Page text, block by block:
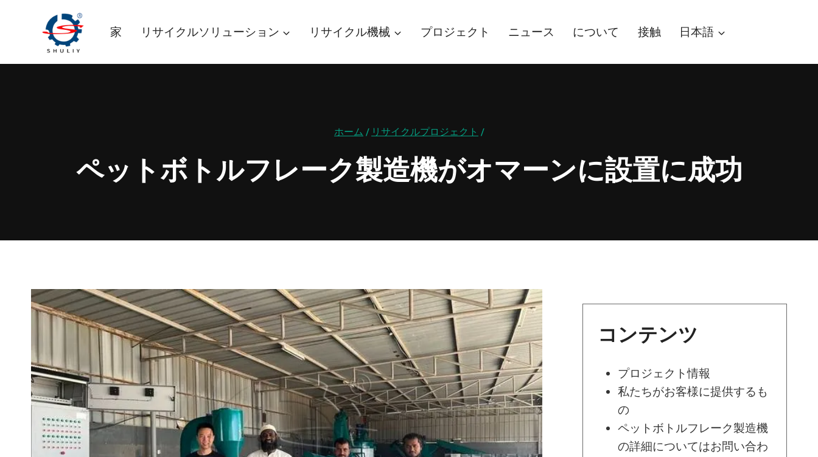
ス
家 リサイクルソリューション リサイクル機械 プロジェクト ニュース について 接触 日本語
ホーム / リサイクルプロジェクト /
ペットボトルフレーク製造機がオマーンに設置に成功
コンテンツ
プロジェクト情報
私たちがお客様に提供するも
の
ペットボトルフレーク製造機
の詳細についてはお問い合わ